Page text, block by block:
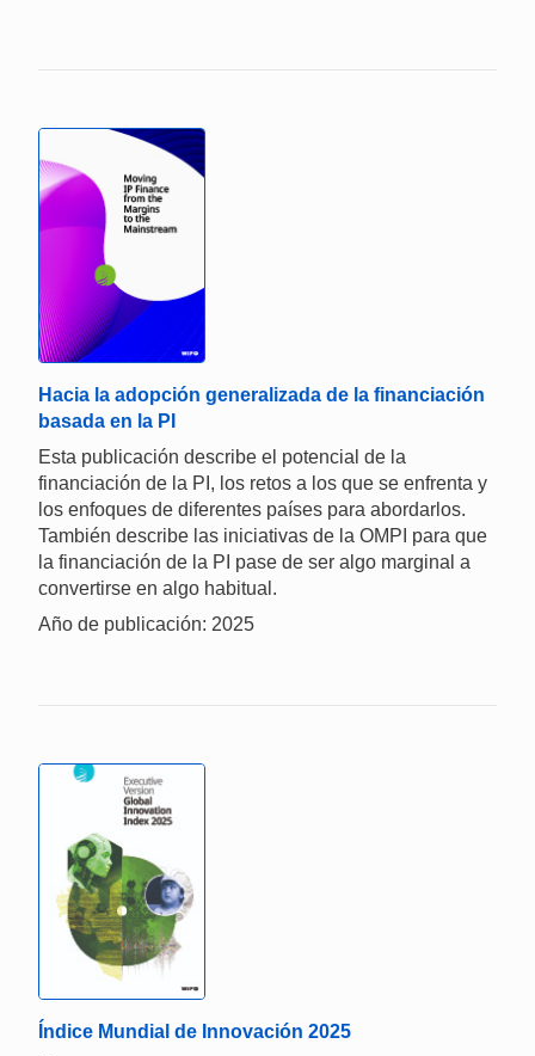
Hacia la adopción generalizada de la financiación
basada en la PI
Esta publicación describe el potencial de la
financiación de la PI, los retos a los que se enfrenta y
los enfoques de diferentes países para abordarlos.
También describe las iniciativas de la OMPI para que
la financiación de la PI pase de ser algo marginal a
convertirse en algo habitual.
Año de publicación: 2025
Índice Mundial de Innovación 2025